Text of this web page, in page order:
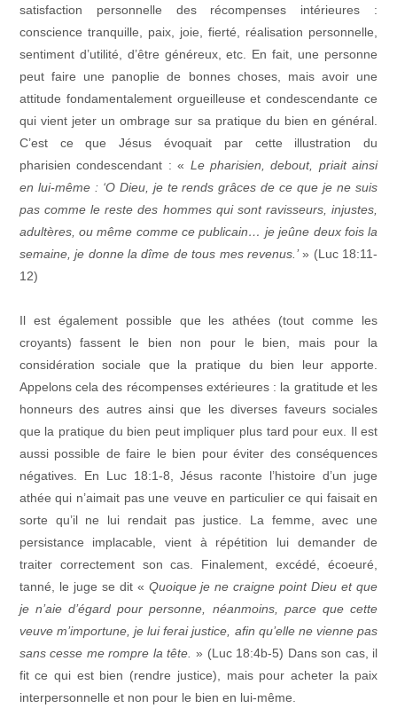
satisfaction personnelle des récompenses intérieures :
conscience tranquille, paix, joie, fierté, réalisation personnelle,
sentiment d’utilité, d’être généreux, etc. En fait, une personne
peut faire une panoplie de bonnes choses, mais avoir une
attitude fondamentalement orgueilleuse et condescendante ce
qui vient jeter un ombrage sur sa pratique du bien en général.
C’est ce que Jésus évoquait par cette illustration du
pharisien condescendant : « Le pharisien, debout, priait ainsi
en lui-même : ‘O Dieu, je te rends grâces de ce que je ne suis
pas comme le reste des hommes qui sont ravisseurs, injustes,
adultères, ou même comme ce publicain… je jeûne deux fois la
semaine, je donne la dîme de tous mes revenus.’» (Luc 18:11-
12)
Il est également possible que les athées (tout comme les
croyants) fassent le bien non pour le bien, mais pour la
considération sociale que la pratique du bien leur apporte.
Appelons cela des récompenses extérieures : la gratitude et les
honneurs des autres ainsi que les diverses faveurs sociales
que la pratique du bien peut impliquer plus tard pour eux. Il est
aussi possible de faire le bien pour éviter des conséquences
négatives. En Luc 18:1-8, Jésus raconte l’histoire d’un juge
athée qui n’aimait pas une veuve en particulier ce qui faisait en
sorte qu’il ne lui rendait pas justice. La femme, avec une
persistance implacable, vient à répétition lui demander de
traiter correctement son cas. Finalement, excédé, écoeuré,
tanné, le juge se dit « Quoique je ne craigne point Dieu et que
je n’aie d’égard pour personne, néanmoins, parce que cette
veuve m’importune, je lui ferai justice, afin qu’elle ne vienne pas
sans cesse me rompre la tête. » (Luc 18:4b-5) Dans son cas, il
fit ce qui est bien (rendre justice), mais pour acheter la paix
interpersonnelle et non pour le bien en lui-même.